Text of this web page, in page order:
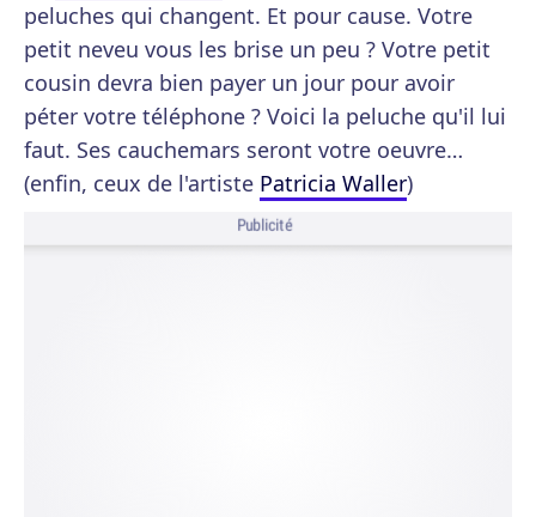
peluches qui changent. Et pour cause. Votre
petit neveu vous les brise un peu ? Votre petit
cousin devra bien payer un jour pour avoir
péter votre téléphone ? Voici la peluche qu'il lui
faut. Ses cauchemars seront votre oeuvre…
(enfin, ceux de l'artiste Patricia Waller)
Publicité